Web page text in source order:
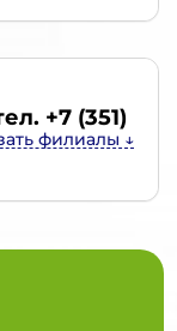
+7 (351)